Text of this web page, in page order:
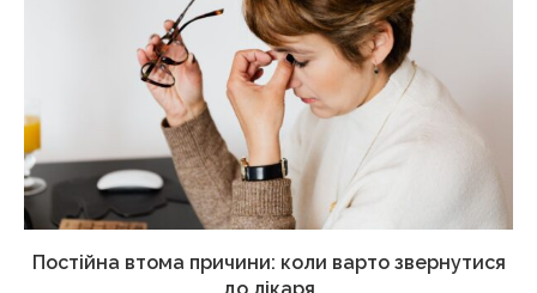
Постійна втома причини: коли варто звернутися